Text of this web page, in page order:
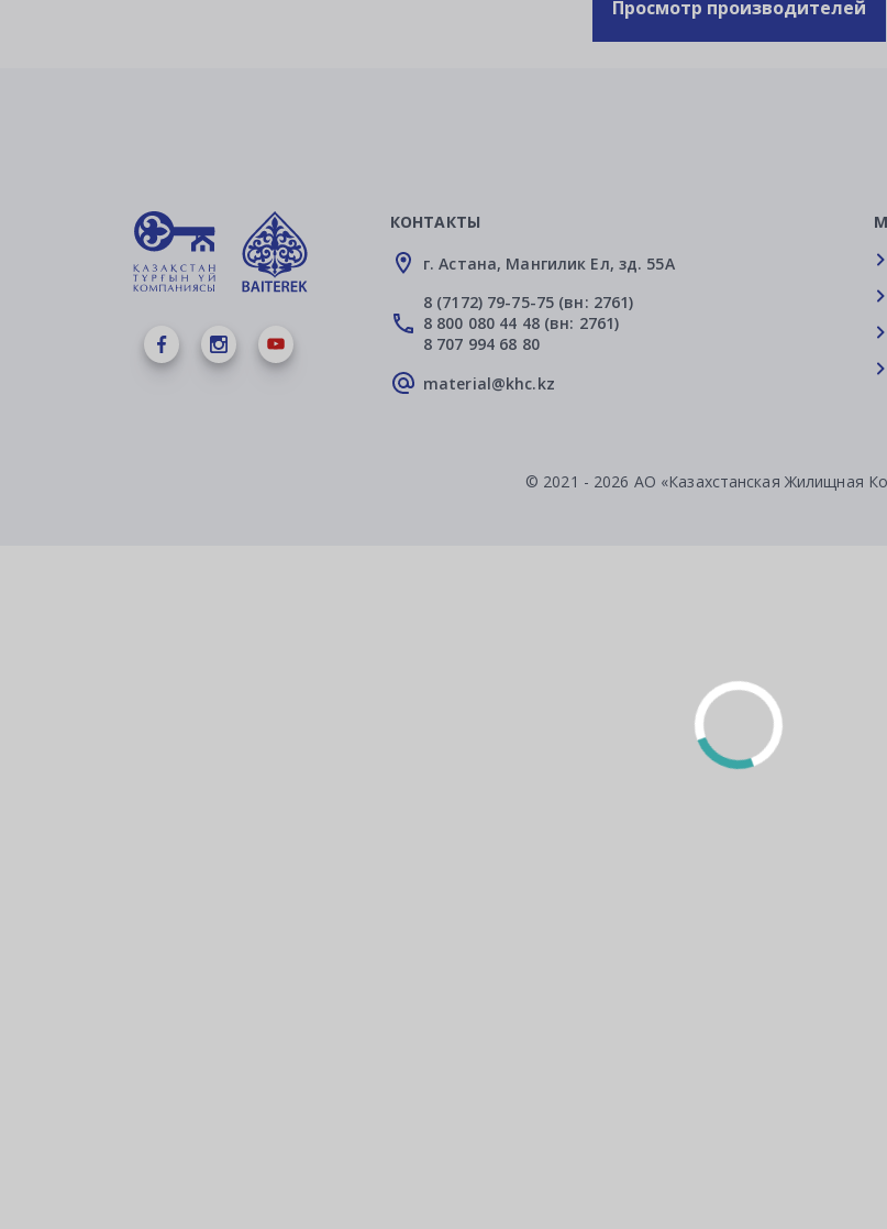
Просмотр производителей
КОНТАКТЫ
г. Астана, Мангилик Ел, зд. 55А
8 (7172) 79-75-75 (вн: 2761)
8 800 080 44 48 (вн: 2761)
8 707 994 68 80
material@khc.kz
© 2021 - 2026 АО «Казахстанская Жилищная